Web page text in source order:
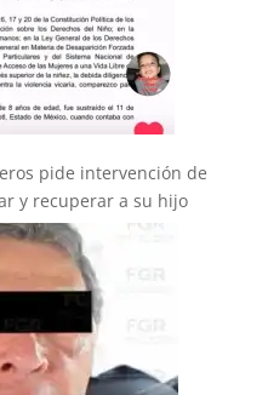
pide intervención de
y recuperar a su hijo